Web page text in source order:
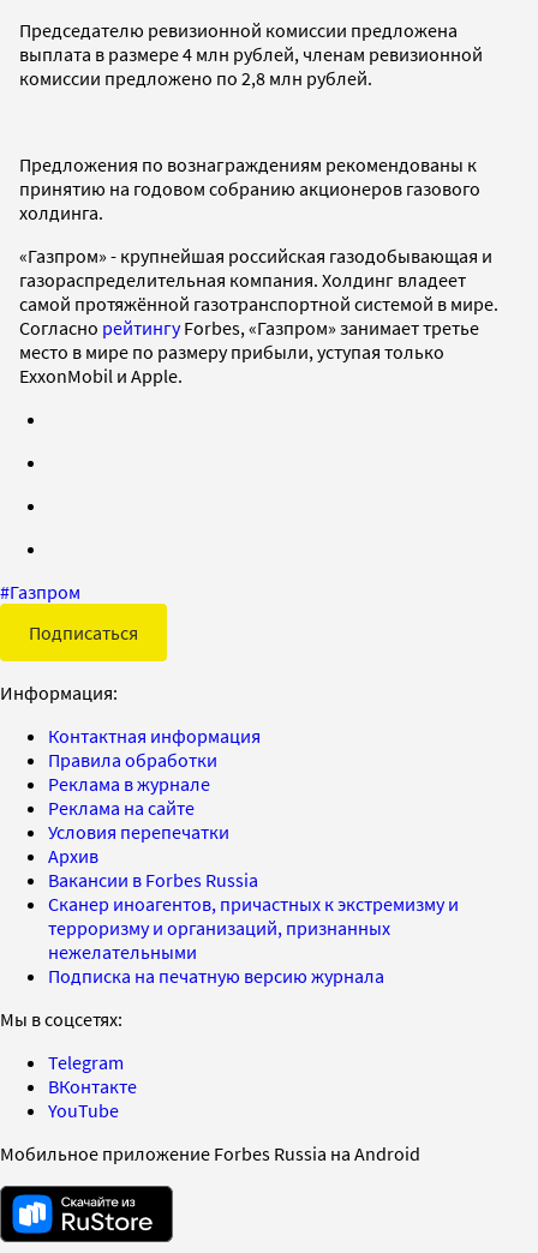
Председателю ревизионной комиссии предложена
выплата в размере 4 млн рублей, членам ревизионной
комиссии предложено по 2,8 млн рублей.
Предложения по вознаграждениям рекомендованы к
принятию на годовом собранию акционеров газового
холдинга.
«Газпром» - крупнейшая российская газодобывающая и
газораспределительная компания. Холдинг владеет
самой протяжённой газотранспортной системой в мире.
Согласно рейтингуForbes, «Газпром» занимает третье
место в мире по размеру прибыли, уступая только
ExxonMobil и Apple.
#Газпром
Подписаться
Информация:
Контактная информация
Правила обработки
Реклама в журнале
Реклама на сайте
Условия перепечатки
Архив
Вакансии в Forbes Russia
Сканер иноагентов, причастных к экстремизму и
терроризму и организаций, признанных
нежелательными
Подписка на печатную версию журнала
Мы в соцсетях:
Telegram
ВКонтакте
YouTube
Мобильное приложение Forbes Russia на Android